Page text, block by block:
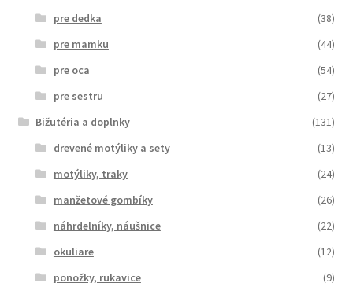
pre dedka
(38)
pre mamku
(44)
pre oca
(54)
pre sestru
(27)
Bižutéria a doplnky
(131)
drevené motýliky a sety
(13)
motýliky, traky
(24)
manžetové gombíky
(26)
náhrdelníky, náušnice
(22)
okuliare
(12)
ponožky, rukavice
(9)